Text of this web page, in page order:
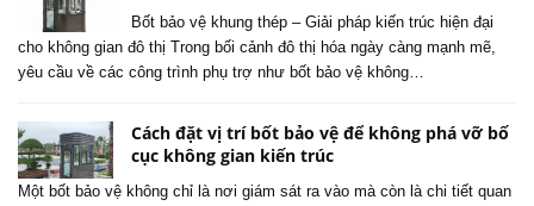
Bốt bảo vệ khung thép – Giải pháp kiến trúc hiện đại
cho không gian đô thị Trong bối cảnh đô thị hóa ngày càng mạnh mẽ,
yêu cầu về các công trình phụ trợ như bốt bảo vệ không…
Cách đặt vị trí bốt bảo vệ để không phá vỡ bố
cục không gian kiến trúc
Một bốt bảo vệ không chỉ là nơi giám sát ra vào mà còn là chi tiết quan